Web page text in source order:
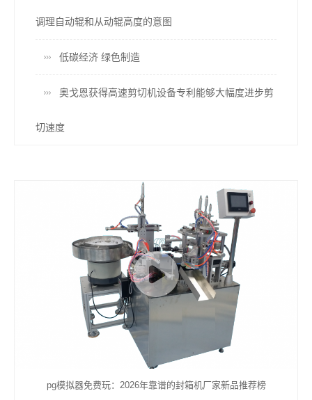
调理自动辊和从动辊高度的意图
低碳经济 绿色制造
奥戈恩获得高速剪切机设备专利能够大幅度进步剪
切速度
pg模拟器免费玩：2026年靠谱的封箱机厂家新品推荐榜